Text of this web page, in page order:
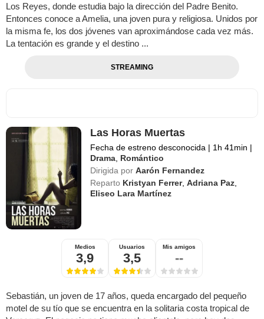
Los Reyes, donde estudia bajo la dirección del Padre Benito.
Entonces conoce a Amelia, una joven pura y religiosa. Unidos por
la misma fe, los dos jóvenes van aproximándose cada vez más.
La tentación es grande y el destino ...
STREAMING
Las Horas Muertas
Fecha de estreno desconocida | 1h 41min |
Drama Romántico
Dirigida por Aarón Fernandez
Reparto Kristyan Ferrer,Adriana Paz
Eliseo Lara Martínez
Medios
3,9
Usuarios
3,5
Mis amigos
--
Sebastián, un joven de 17 años, queda encargado del pequeño
motel de su tío que se encuentra en la solitaria costa tropical de